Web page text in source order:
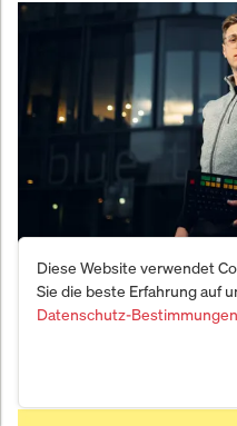
Wie Michael C. Jakob
warum das Live-
Diese Website verwendet
Sie die beste Erfahrung auf
Datenschutz-Bestimmungen